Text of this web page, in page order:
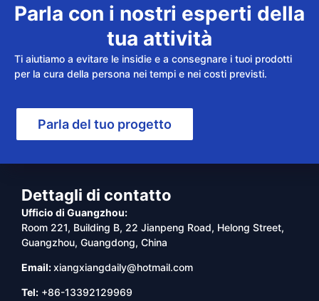
Parla con i nostri esperti della
tua attività
Ti aiutiamo a evitare le insidie e a consegnare i tuoi prodotti
per la cura della persona nei tempi e nei costi previsti.
Parla del tuo progetto
Dettagli di contatto
Ufficio di Guangzhou:
Room 221, Building B, 22 Jianpeng Road, Helong Street,
Guangzhou, Guangdong, China
Email:xiangxiangdaily@hotmail.com
Tel: +86-13392129969